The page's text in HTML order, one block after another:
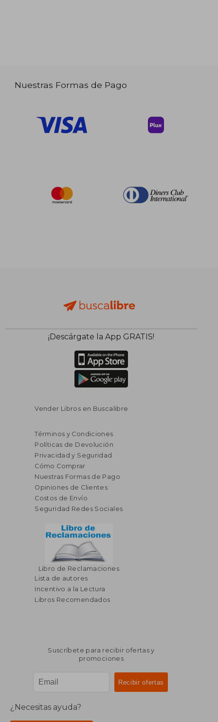
Nuestras Formas de Pago
¡Descárgate la App GRATIS!
Vender Libros en Buscalibre
Términos y Condiciones
Políticas de Devolución
Privacidad y Seguridad
Cómo Comprar
Nuestras Formas de Pago
Opiniones de Clientes
Costos de Envío
Seguridad Redes Sociales
Libro de Reclamaciones
Lista de autores
Incentivo a la Lectura
Libros Recomendados
Suscríbete para recibir ofertas y
promociones
¿Necesitas ayuda?